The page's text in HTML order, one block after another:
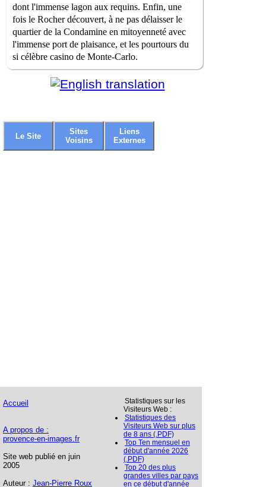
dont l'immense lagon aux requins. Enfin, une
fois le Rocher découvert, à ne pas délaisser le
quartier de la Condamine en mitoyenneté avec
l'immense port de plaisance, et les pourtours du
si célèbre casino de Monte-Carlo.
Le Site
Sites
Voisins
Liens
Externes
Accueil
A propos de :
provence-en-images.fr
Site web publié en juin
2005
Auteur : Jean-Pierre Roux
Statistiques sur les
Visiteurs Web :
Statistiques des
Visiteurs Web sur plus
de 8 ans (.PDF)
Top Ten mensuel en
début d'année 2026
(.PDF)
Top 20 des plus
grandes villes par pays
en ce début d'année